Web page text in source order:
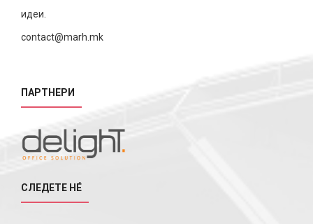
идеи.
contact@marh.mk
ПАРТНЕРИ
СЛЕДЕТЕ НÉ